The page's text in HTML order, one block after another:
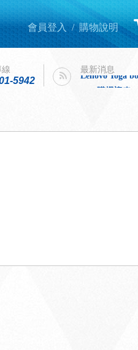
會員登入 /購物說明
5942
最新消息
Lenovo Yoga
Lenovo Yoga
intel購機迎春